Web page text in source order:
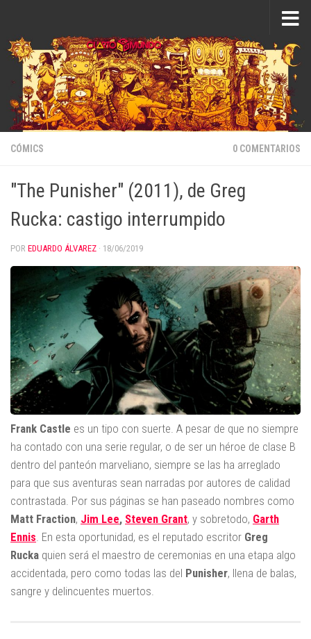
CÓMICS 0 COMENTARIOS
"The Punisher" (2011), de Greg
Rucka: castigo interrumpido
POR EDUARDO ÁLVAREZ · 18/06/2019
Frank Castle es un tipo con suerte. A pesar de que no siempre
ha contado con una serie regular, o de ser un héroe de clase B
dentro del panteón marveliano, siempre se las ha arreglado
para que sus aventuras sean narradas por autores de calidad
contrastada. Por sus páginas se han paseado nombres como
Matt Fraction, Jim Lee, Steven Grant, y sobretodo, Garth
Ennis. En esta oportunidad, es el reputado escritor Greg
Rucka quien será el maestro de ceremonias en una etapa algo
accidentada, pero como todas las del Punisher, llena de balas,
sangre y delincuentes muertos.